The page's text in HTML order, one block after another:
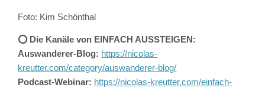
Foto: Kim Schönthal
⭕️ Die Kanäle von EINFACH AUSSTEIGEN:
Auswanderer-Blog: https://nicolas-
kreutter.com/category/auswanderer-blog/
Podcast-Webinar: https://nicolas-kreutter.com/einfach-